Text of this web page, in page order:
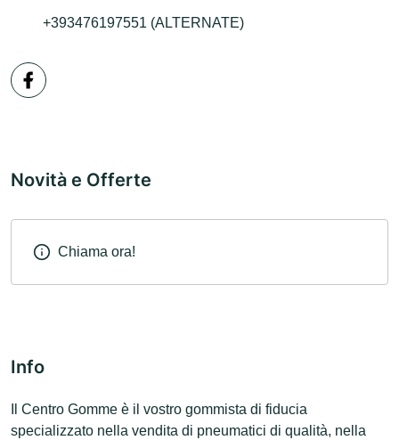
+393476197551 (ALTERNATE)
Novità e Offerte
Chiama ora!
Info
Il Centro Gomme è il vostro gommista di fiducia
specializzato nella vendita di pneumatici di qualità, nella